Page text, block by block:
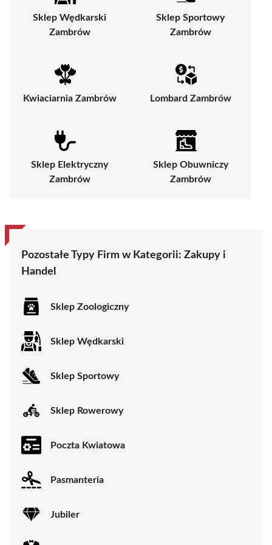
Sklep Wędkarski
Zambrów
Sklep Sportowy
Zambrów
Kwiaciarnia Zambrów Lombard Zambrów
Sklep Elektryczny
Zambrów
Sklep Obuwniczy
Zambrów
Pozostałe Typy Firm w Kategorii: Zakupy i
Handel
Sklep Zoologiczny
Sklep Wędkarski
Sklep Sportowy
Sklep Rowerowy
Poczta Kwiatowa
Pasmanteria
Jubiler